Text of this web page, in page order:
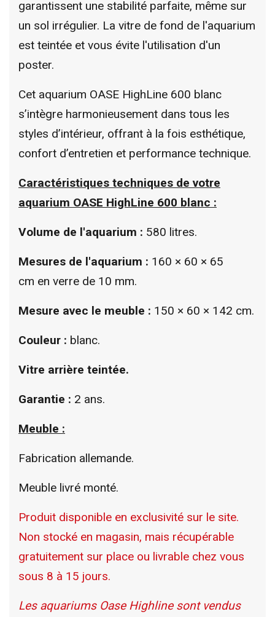
garantissent une stabilité parfaite, même sur
un sol irrégulier. La vitre de fond de l'aquarium
est teintée et vous évite l'utilisation d'un
poster.
Cet aquarium OASE HighLine 600 blanc
s’intègre harmonieusement dans tous les
styles d’intérieur, offrant à la fois esthétique,
confort d’entretien et performance technique.
Caractéristiques techniques de votre
aquarium OASE HighLine 600 blanc :
Volume de l'aquarium : 580 litres.
Mesures de l'aquarium : 160 × 60 × 65
cm en verre de 10 mm.
Mesure avec le meuble : 150 × 60 × 142 cm.
Couleur : blanc.
Vitre arrière teintée.
Garantie : 2 ans.
Meuble :
Fabrication allemande.
Meuble livré monté.
Produit disponible en exclusivité sur le site.
Non stocké en magasin, mais récupérable
gratuitement sur place ou livrable chez vous
sous 8 à 15 jours.
Les aquariums Oase Highline sont vendus